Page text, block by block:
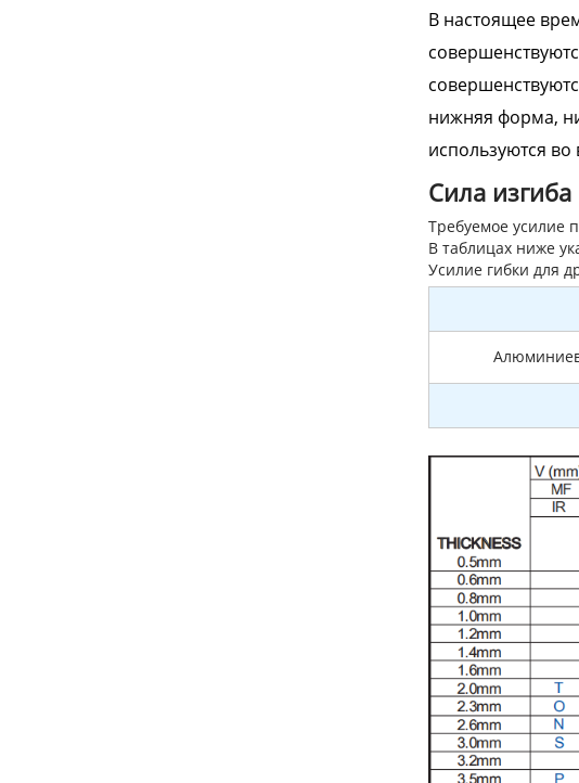
В настоящее
нижняя форма,
используются во
Сила изгиба
Требуемое усилие
В таблицах ниже
Усилие гибки для